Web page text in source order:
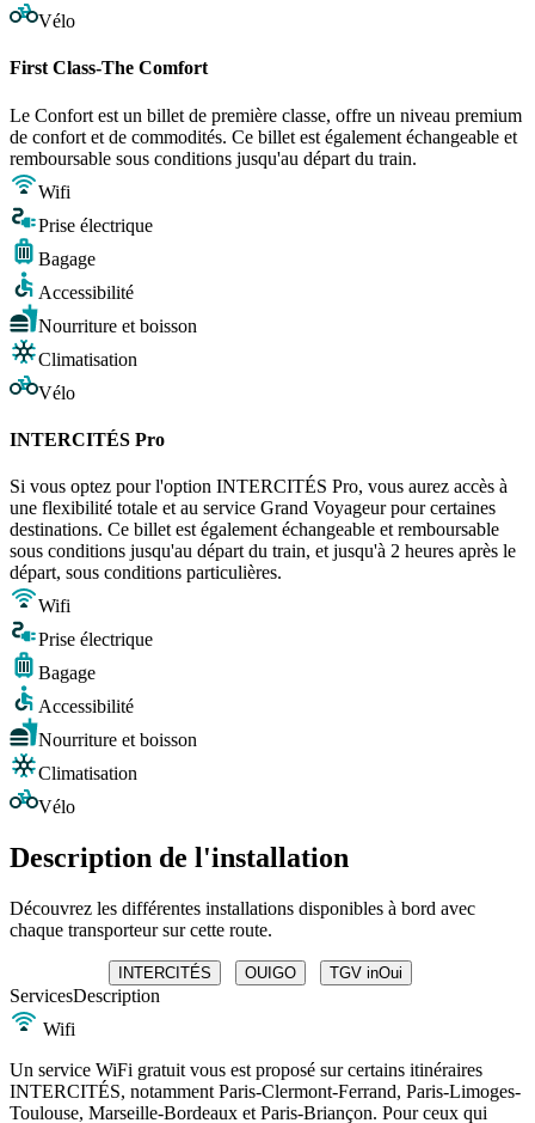
Vélo
First Class-The Comfort
Le Confort est un billet de première classe, offre un niveau premium
de confort et de commodités. Ce billet est également échangeable et
remboursable sous conditions jusqu'au départ du train.
Wifi
Prise électrique
Bagage
Accessibilité
Nourriture et boisson
Climatisation
Vélo
INTERCITÉS Pro
Si vous optez pour l'option INTERCITÉS Pro, vous aurez accès à
une flexibilité totale et au service Grand Voyageur pour certaines
destinations. Ce billet est également échangeable et remboursable
sous conditions jusqu'au départ du train, et jusqu'à 2 heures après le
départ, sous conditions particulières.
Wifi
Prise électrique
Bagage
Accessibilité
Nourriture et boisson
Climatisation
Vélo
Description de l'installation
Découvrez les différentes installations disponibles à bord avec
chaque transporteur sur cette route.
INTERCITÉS OUIGO TGV inOui
ServicesDescription
Wifi
Un service WiFi gratuit vous est proposé sur certains itinéraires
INTERCITÉS, notamment Paris-Clermont-Ferrand, Paris-Limoges-
Toulouse, Marseille-Bordeaux et Paris-Briançon. Pour ceux qui